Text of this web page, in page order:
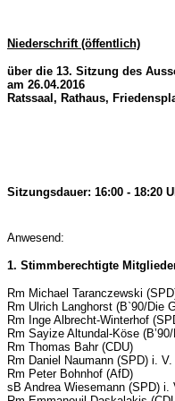
Niederschrift (öffentlich)
über die 13. Sitzung des
am 26.04.2016
Ratssaal, Rathaus,
Sitzungsdauer: 16:00 - 18:20
Anwesend:
1. Stimmberechtigte
Rm Michael Taranczewski
Rm Ulrich Langhorst (B`90/Die
Rm Inge Albrecht-Winterhof
Rm Sayize Altundal-Köse
Rm Thomas Bahr (CDU)
Rm Daniel Naumann (SPD) i.
Rm Peter Bohnhof (AfD)
sB Andrea Wiesemann (SPD) i.